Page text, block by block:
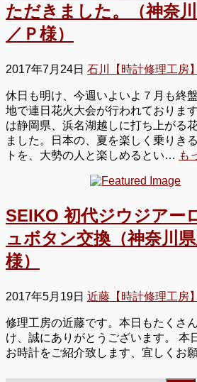
ただきました。（神奈
／Ｐ様）
2017年7月24日 石川【時計修理工房】
休日も明け、今週いよいよ７月も終
地で連日花火大会が行われておりま
は静岡県、浜名湖越しに打ち上がる
ました。日本の、夏を楽しく乗りき
トを、大勢の人と楽しめるとい… も
SEIKO 初代ジウジアー
ュボタン交換（神奈川
様）
2017年5月19日 近藤【時計修理工房】
修理工房の近藤です。本日もたくさ
け、誠にありがとうございます。 本
お時計をご紹介致します、宜しくお